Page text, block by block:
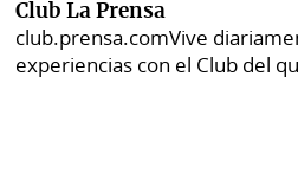
Club La Prensa
club.prensa.comVive
experiencias con el Club del